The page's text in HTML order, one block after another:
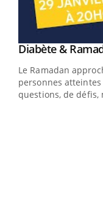
Youtube
Diabète &
Le Ramadan
personnes
questions, de défis,